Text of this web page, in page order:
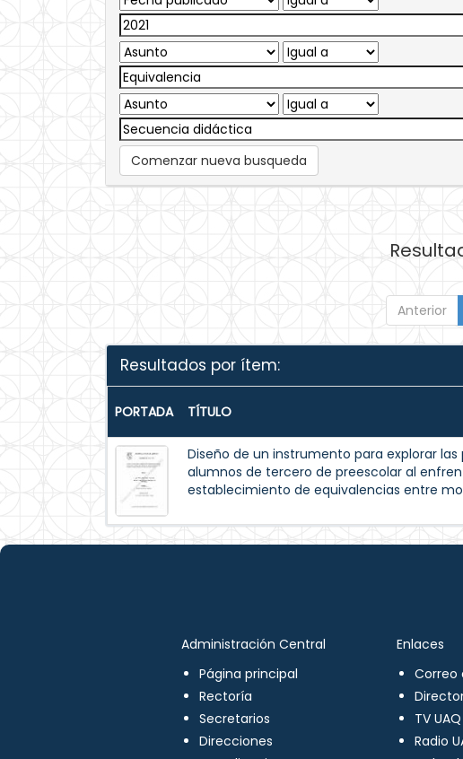
Comenzar nueva busqueda
Anterior
Resultados por ítem:
PORTADA TÍTULO
Diseño de un instrumento para explorar
alumnos de tercero de preescolar al
establecimiento de equivalencias entre
Administración Central
Página principal
Rectoría
Secretarios
Direcciones
Enlaces
Correo
TV UAQ
Radio